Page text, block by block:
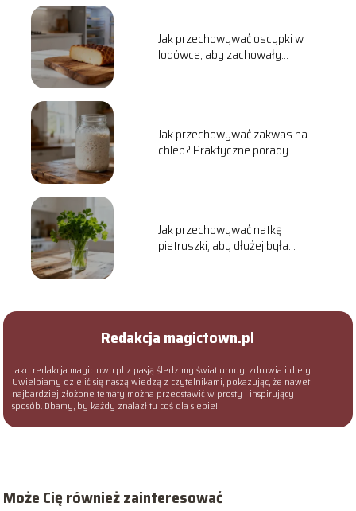
Jak przechowywać oscypki w
lodówce, aby zachowały
Jak przechowywać zakwas na
chleb? Praktyczne porady
Jak przechowywać natkę
pietruszki, aby dłużej była
Redakcja magictown.pl
Jako redakcja magictown.pl z pasją śledzimy świat urody, zdrowia i diety.
Uwielbiamy dzielić się naszą wiedzą z czytelnikami, pokazując, że nawet
najbardziej złożone tematy można przedstawić w prosty i inspirujący
sposób. Dbamy, by każdy znalazł tu coś dla siebie!
Może Cię również zainteresować